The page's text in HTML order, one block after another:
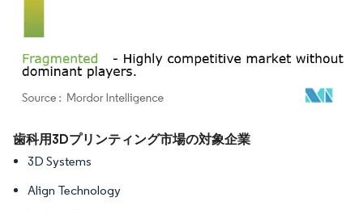
画像 © Mordor Intelligence。再利用にはCC BY 4.0の表示が必要です。
歯科用3Dプリンティング市場の対象企業
3D Systems
Align Technology